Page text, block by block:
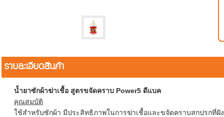
รายละเอียดสินค้า
น้ำยาซักผ้าฆ่าเชื้อ สูตรขจัดคราบ Power5 ดีแบค
คุณสมบัติ
ใช้สำหรับซักผ้า มีประสิทธิภาพในการฆ่าเชื้อและขจัดคราบสกปรกที่ฝั